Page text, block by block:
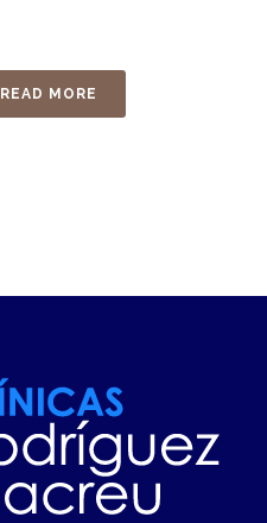
READ MORE